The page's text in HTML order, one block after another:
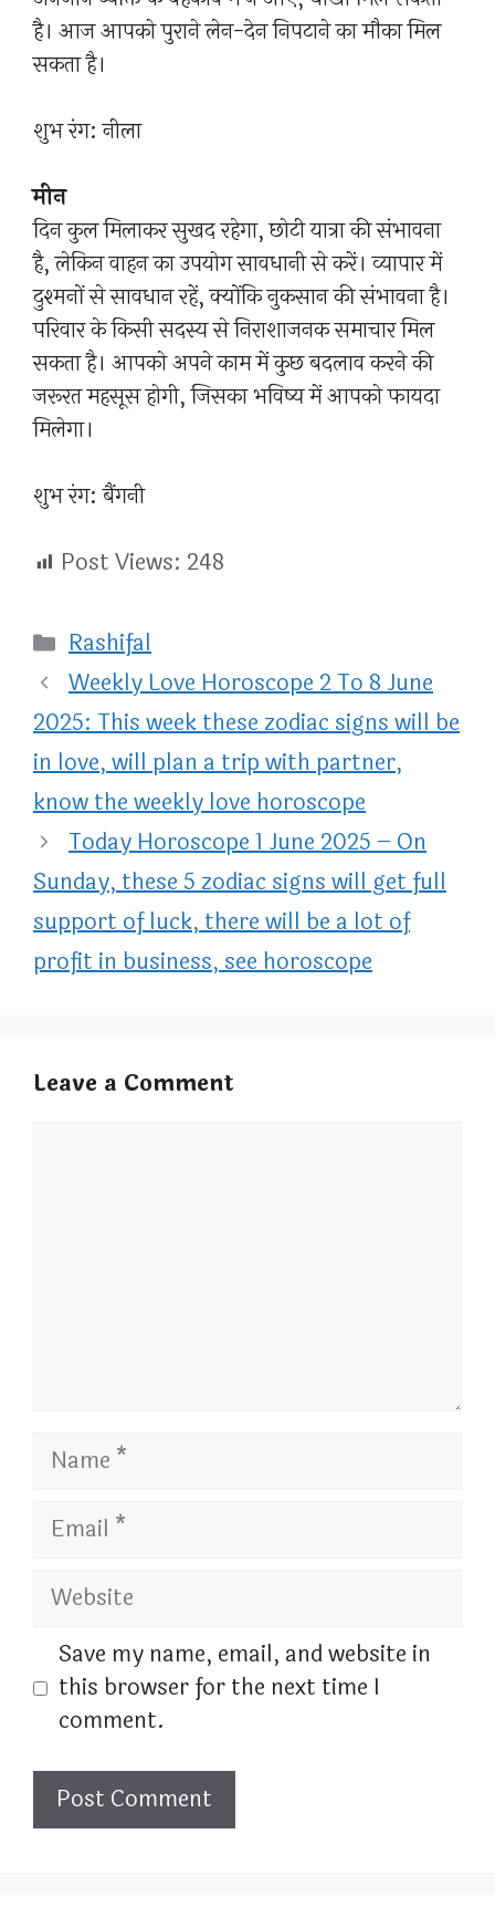
है। आज आपको पुराने लेन-देन निपटाने का मौका मिल
सकता है।
शुभ रंग: नीला
मीन
दिन कुल मिलाकर सुखद रहेगा, छोटी यात्रा की संभावना
है, लेकिन वाहन का उपयोग सावधानी से करें। व्यापार में
दुश्मनों से सावधान रहें, क्योंकि नुकसान की संभावना है।
परिवार के किसी सदस्य से निराशाजनक समाचार मिल
सकता है। आपको अपने काम में कुछ बदलाव करने की
जरूरत महसूस होगी, जिसका भविष्य में आपको फायदा
मिलेगा।
शुभ रंग: बैंगनी
Post Views: 248
Categories
Rashifal
Weekly Love Horoscope 2 To 8 June
2025: This week these zodiac signs will be
in love, will plan a trip with partner,
know the weekly love horoscope
Today Horoscope 1 June 2025 – On
Sunday, these 5 zodiac signs will get full
support of luck, there will be a lot of
profit in business, see horoscope
Leave a Comment
Name
Email
Website
Save my name, email, and website in
this browser for the next time I
comment.